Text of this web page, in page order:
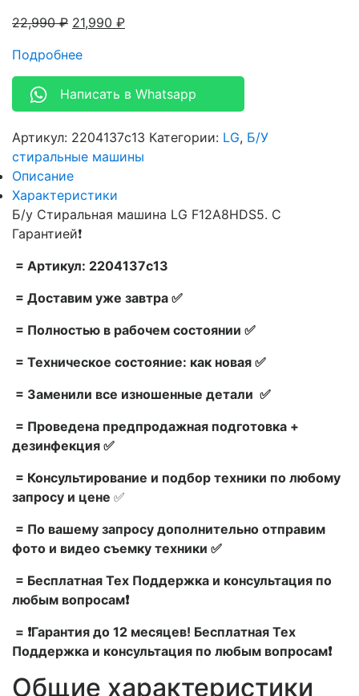
22,990₽ 21,990 ₽
Подробнее
Написать в Whatsapp
Артикул: 2204137c13 Категории: LG, Б/У
стиральные машины
Описание
Характеристики
Б/у Стиральная машина LG F12A8HDS5. С
Гарантией❗
= Артикул: 2204137c13
= Доставим уже завтра ✅
= Полностью в рабочем состоянии ✅
= Техническое состояние: как новая ✅
= Заменили все изношенные детали ✅
= Проведена предпродажная подготовка +
дезинфекция ✅
= Консультирование и подбор техники по любому
запросу и цене ✅
= По вашему запросу дополнительно отправим
фото и видео съемку техники ✅
= Бесплатная Тех Поддержка и консультация по
любым вопросам❗
= ❗Гарантия до 12 месяцев! Бесплатная Тех
Поддержка и консультация по любым вопросам❗
Общие характеристики